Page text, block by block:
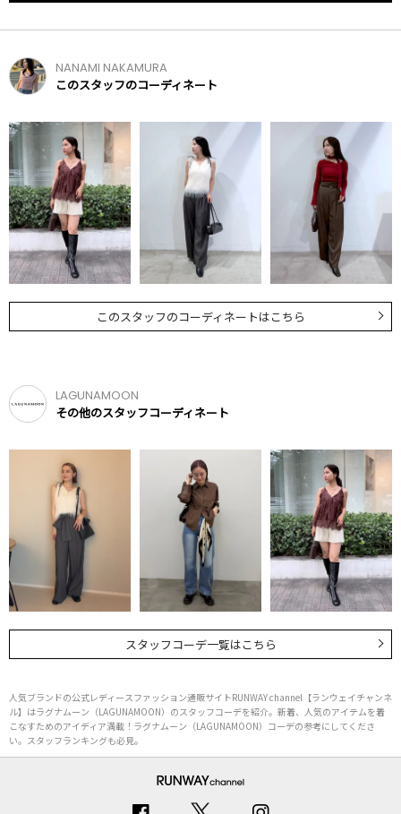
NANAMI NAKAMURA
このスタッフのコーディネート
このスタッフのコーディネートはこちら
LAGUNAMOON
その他のスタッフコーディネート
スタッフコーデ一覧はこちら
人気ブランドの公式レディースファッション通販サイトRUNWAY channel【ランウェイチャンネ
ル】はラグナムーン（LAGUNAMOON）のスタッフコーデを紹介。新着、人気のアイテムを着
こなすためのアイディア満載！ラグナムーン（LAGUNAMOON）コーデの参考にしてくださ
い。スタッフランキングも必見。